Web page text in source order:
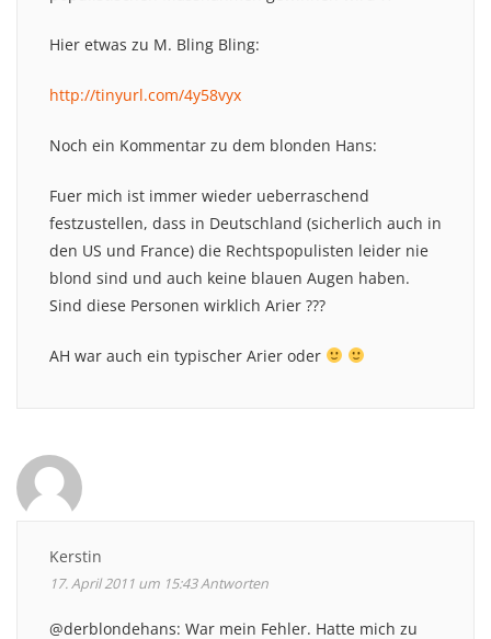
Hier etwas zu M. Bling Bling:
http://tinyurl.com/4y58vyx
Noch ein Kommentar zu dem blonden Hans:
Fuer mich ist immer wieder ueberraschend
festzustellen, dass in Deutschland (sicherlich auch in
den US und France) die Rechtspopulisten leider nie
blond sind und auch keine blauen Augen haben.
Sind diese Personen wirklich Arier ???
AH war auch ein typischer Arier oder
Kerstin
17. April 2011 um 15:43Antworten
@derblondehans: War mein Fehler. Hatte mich zu